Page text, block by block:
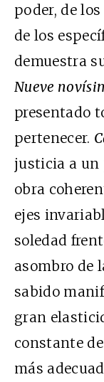
poder, de
de los
demuestra
Nueve
presentado
pertenecer.
justicia a un
obra
ejes
soledad
asombro de
sabido
gran
constante
más